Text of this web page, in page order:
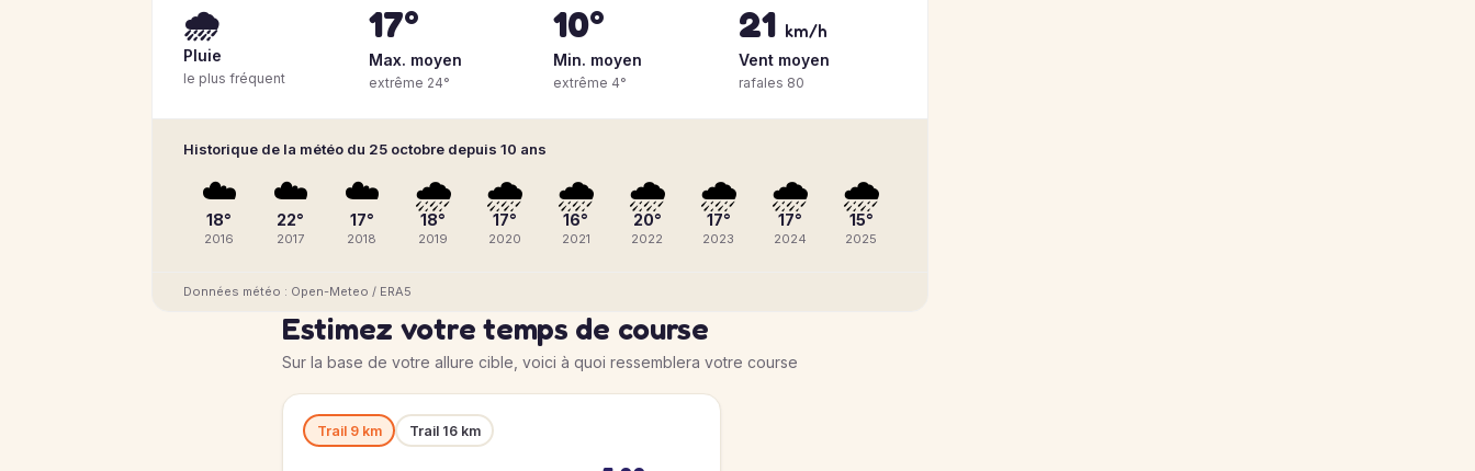
🌧️
Pluie
le plus fréquent
17°
Max. moyen
extrême 24°
10°
Min. moyen
extrême 4°
21 km/h
Vent moyen
rafales 80
Historique de la météo du 25 octobre depuis 10 ans
☁️
18°
2016
☁️
22°
2017
☁️
17°
2018
🌧️
18°
2019
🌧️
17°
2020
🌧️
16°
2021
🌧️
20°
2022
🌧️
17°
2023
🌧️
17°
2024
🌧️
15°
2025
Données météo : Open-Meteo / ERA5
Estimez votre temps de course
Sur la base de votre allure cible, voici à quoi ressemblera votre course
Trail 9 km Trail 16 km